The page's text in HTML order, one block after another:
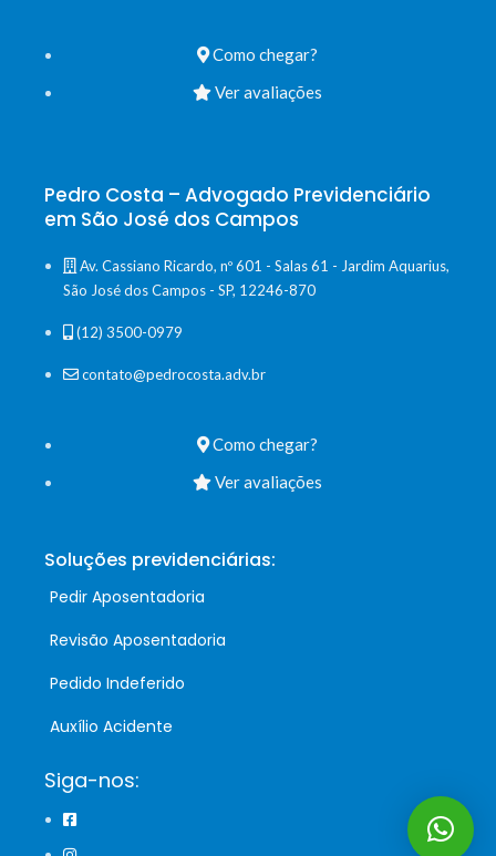
Como chegar?
Ver avaliações
Pedro Costa – Advogado Previdenciário
em São José dos Campos
Av. Cassiano Ricardo, nº 601 - Salas 61 - Jardim Aquarius,
São José dos Campos - SP, 12246-870
(12) 3500-0979
contato@pedrocosta.adv.br
Como chegar?
Ver avaliações
Soluções previdenciárias:
Pedir Aposentadoria
Revisão Aposentadoria
Pedido Indeferido
Auxílio Acidente
Siga-nos: